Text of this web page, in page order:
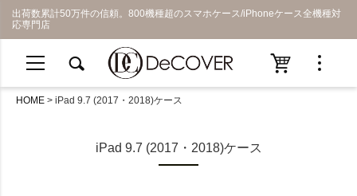
出荷数累計50万件の信頼。800機種超のスマホケース/iPhoneケース全機種対
応専門店
HOME iPad 9.7 (2017・2018)ケース
iPad 9.7 (2017・2018)ケース